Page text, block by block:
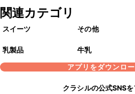
関連カテゴリ
スイーツ その他
乳製品
牛乳
アプリをダウンロ
クラシルの公式SNS